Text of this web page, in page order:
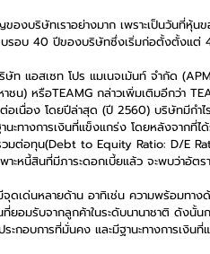
องบริษัทเราอย่างมาก เพราะเป็นวันที่หุ้
บรอบ 40 ปีของบริษัทซึ่งเริ่มก่อตั้งตั้งแต่
แอสเซท โปร แมเนจเม้นท์ จำกัด
น) หรือTEAMG กล่าวเพิ่มเติมอีกว่า
เนื่อง โดยปีล่าสุด (ปี 2560) บริษัทมีกำไ
ทางการเงินที่แข็งแกร่ง โดยหลังจากที่ไ
วมต่อทุน(Debt to Equity Ratio: D/E
าะหนี้สินที่มีภาระดอกเบี้ยแล้ว จะพบว่าอัต
ดเด่นหลายด้าน อาทิเช่น ความพร้อมทาง
ยอมรับจากลูกค้าในระดับนานาชาติ ดังนั้
กอบการที่มั่นคง และมีฐานะทางการเงิน